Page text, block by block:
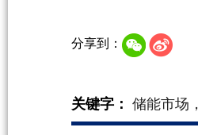
分享到：
关键字： 储能市场